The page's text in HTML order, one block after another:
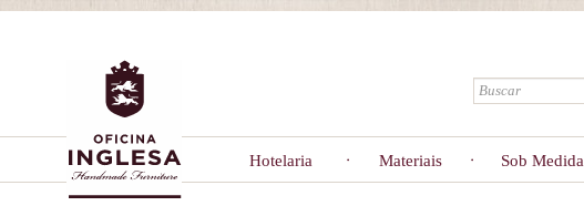
Hotelaria Materiais Sob Medida